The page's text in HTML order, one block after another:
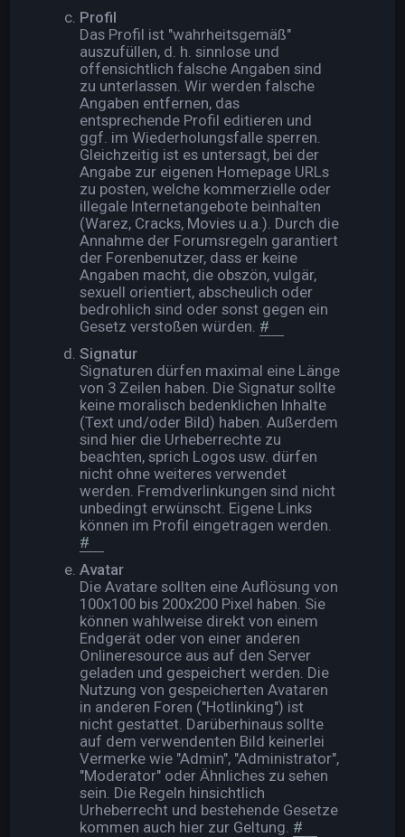
Profil
Das Profil ist "wahrheitsgemäß"
auszufüllen, d. h. sinnlose und
offensichtlich falsche Angaben sind
zu unterlassen. Wir werden falsche
Angaben entfernen, das
entsprechende Profil editieren und
ggf. im Wiederholungsfalle sperren.
Gleichzeitig ist es untersagt, bei der
Angabe zur eigenen Homepage URLs
zu posten, welche kommerzielle oder
illegale Internetangebote beinhalten
(Warez, Cracks, Movies u.a.). Durch die
Annahme der Forumsregeln garantiert
der Forenbenutzer, dass er keine
Angaben macht, die obszön, vulgär,
sexuell orientiert, abscheulich oder
bedrohlich sind oder sonst gegen ein
Gesetz verstoßen würden. #
Signatur
Signaturen dürfen maximal eine Länge
von 3 Zeilen haben. Die Signatur sollte
keine moralisch bedenklichen Inhalte
(Text und/oder Bild) haben. Außerdem
sind hier die Urheberrechte zu
beachten, sprich Logos usw. dürfen
nicht ohne weiteres verwendet
werden. Fremdverlinkungen sind nicht
unbedingt erwünscht. Eigene Links
können im Profil eingetragen werden.
#
Avatar
Die Avatare sollten eine Auflösung von
100x100 bis 200x200 Pixel haben. Sie
können wahlweise direkt von einem
Endgerät oder von einer anderen
Onlineresource aus auf den Server
geladen und gespeichert werden. Die
Nutzung von gespeicherten Avataren
in anderen Foren ("Hotlinking") ist
nicht gestattet. Darüberhinaus sollte
auf dem verwendenten Bild keinerlei
Vermerke wie "Admin", "Administrator",
"Moderator" oder Ähnliches zu sehen
sein. Die Regeln hinsichtlich
Urheberrecht und bestehende Gesetze
kommen auch hier zur Geltung. #